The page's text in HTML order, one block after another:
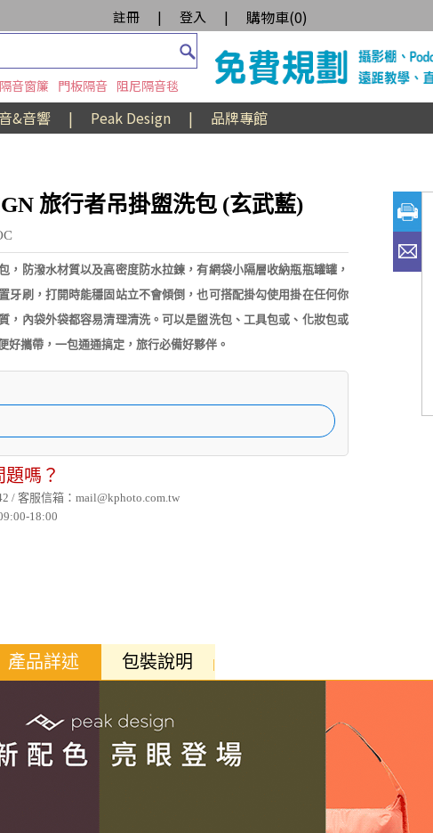
註冊 | 登入 | 購物車(0)
隔音窗簾 門板隔音 阻尼隔音毯
&音響 | Peak Design | 品牌專館
旅行者吊掛盥洗包 (玄武藍)
，防潑水材質以及高密度防水拉鍊，有網袋小隔層收納瓶瓶罐罐，
牙刷，打開時能穩固站立不會傾倒，也可搭配掛勾使用掛在任何你
，內袋外袋都容易清理清洗。可以是盥洗包、工具包或、化妝包或
好攜帶，一包通通搞定，旅行必備好夥伴。
嗎？
/ 客服信箱：mail@kphoto.com.tw
18:00
產品詳述 包裝說明